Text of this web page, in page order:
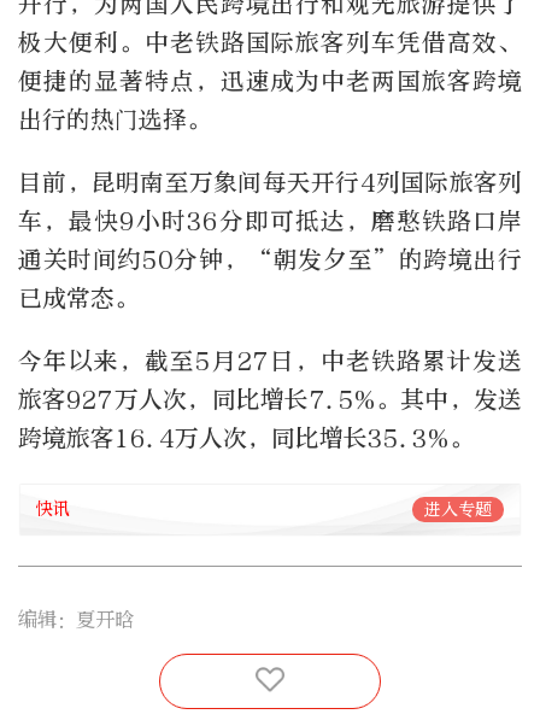
极大便利。中老铁路国际旅客列车凭借高效、
便捷的显著特点，迅速成为中老两国旅客跨境
出行的热门选择。
目前，昆明南至万象间每天开行4列国际旅客列
车，最快9小时36分即可抵达，磨憨铁路口岸
通关时间约50分钟，“朝发夕至”的跨境出行
已成常态。
今年以来，截至5月27日，中老铁路累计发送
旅客927万人次，同比增长7.5%。其中，发送
跨境旅客16.4万人次，同比增长35.3%。
快讯 进入专题
编辑：夏开晗